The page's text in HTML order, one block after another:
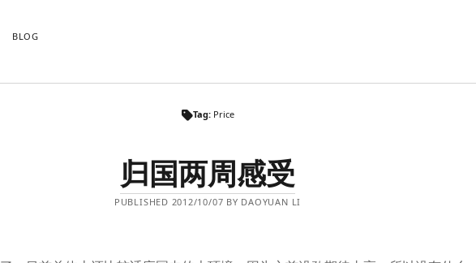
BLOG
Tag: Price
归国两周感受
PUBLISHED 2012/10/07 BY DAOYUAN LI